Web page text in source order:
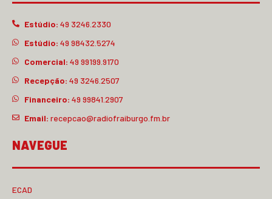
Estúdio: 49 3246.2330
Estúdio: 49 98432.5274
Comercial: 49 99199.9170
Recepção: 49 3246.2507
Financeiro: 49 99841.2907
Email: recepcao@radiofraiburgo.fm.br
NAVEGUE
ECAD